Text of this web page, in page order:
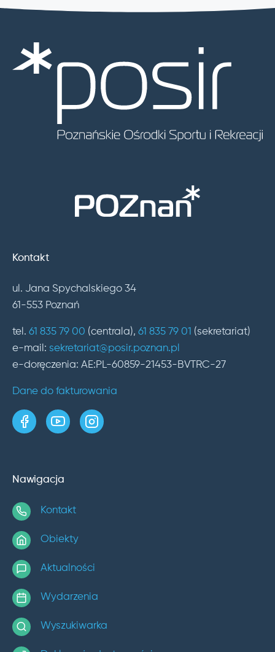
Kontakt
ul. Jana Spychalskiego 34
61-553 Poznań
tel. 61 835 79 00 (centrala), 61 835 79 01 (sekretariat)
e-mail: sekretariat@posir.poznan.pl
e-doręczenia: AE:PL-60859-21453-BVTRC-27
Dane do fakturowania
strona w serwisie Facebook
kanał w serwisie YouTube
profil w serwisie Instagram
Nawigacja
Kontakt
Obiekty
Aktualności
Wydarzenia
Wyszukiwarka